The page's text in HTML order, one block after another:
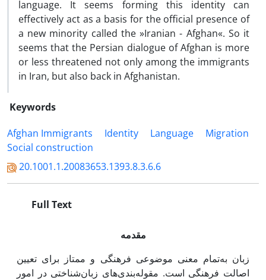
language. It seems forming this identity can
effectively act as a basis for the official presence of
a new minority called the »Iranian - Afghan«. So it
seems that the Persian dialogue of Afghan is more
or less threatened not only among the immigrants
in Iran, but also back in Afghanistan.
Keywords
Afghan Immigrants
Identity Language
Migration
Social construction
20.1001.1.20083653.1393.8.3.6.6
Full Text
مقدمه
زبان به‌تمام معنی موضوعی فرهنگی و ممتاز برای تعیین
اصالت فرهنگی است. مقوله‌بندی‌های زبان‌شناختی در امور